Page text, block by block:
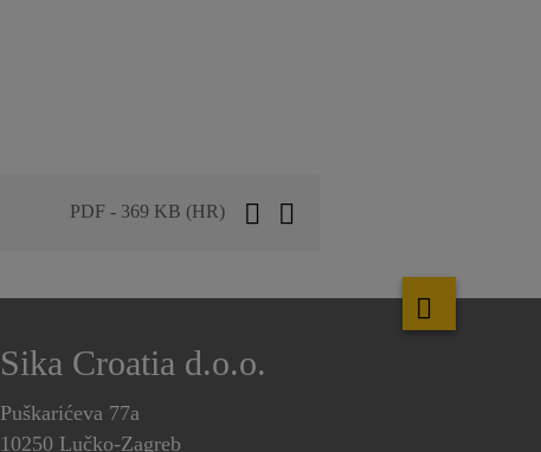
PDF - 369 KB (HR)
Sika Croatia d.o.o.
Puškarićeva 77a
10250 Lučko-Zagreb